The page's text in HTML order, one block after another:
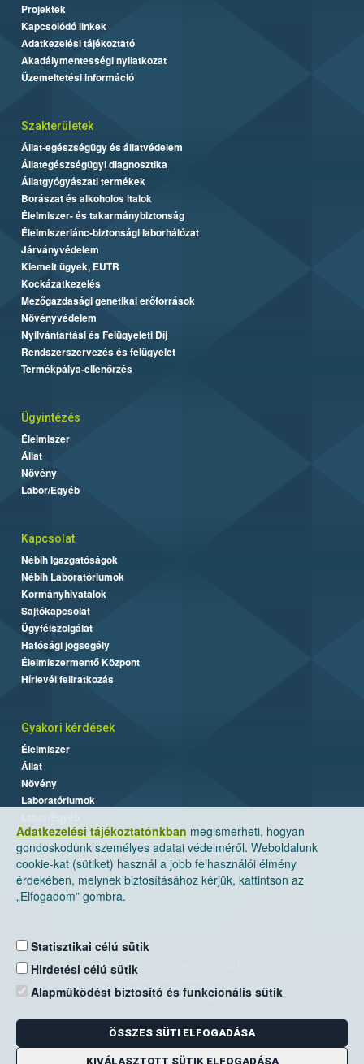
Adatkezelési tájékoztatónkban megismerheti, hogyan
gondoskodunk személyes adatai védelméről. Weboldalunk
cookie-kat (sütiket) használ a jobb felhasználói élmény
érdekében, melynek biztosításához kérjük, kattintson az
„Elfogadom” gombra.
Statisztikai célú sütik
Hirdetési célú sütik
Alapműködést biztosító és funkcionális sütik
ÖSSZES SÜTI ELFOGADÁSA
KIVÁLASZTOTT SÜTIK ELFOGADÁSA
Projektek
Kapcsolódó linkek
Adatkezelési tájékoztató
Akadálymentességi nyilatkozat
Üzemeltetési információ
Szakterületek
Állat-egészségügy és állatvédelem
Állategészségügyi diagnosztika
Állatgyógyászati termékek
Borászat és alkoholos italok
Élelmiszer- és takarmánybiztonság
Élelmiszerlánc-biztonsági laborhálózat
Járványvédelem
Kiemelt ügyek, EUTR
Kockázatkezelés
Mezőgazdasági genetikai erőforrások
Növényvédelem
Nyilvántartási és Felügyeleti Díj
Rendszerszervezés és felügyelet
Termékpálya-ellenőrzés
Ügyintézés
Élelmiszer
Állat
Növény
Labor/Egyéb
Kapcsolat
Nébih Igazgatóságok
Nébih Laboratóriumok
Kormányhivatalok
Sajtókapcsolat
Ügyfélszolgálat
Hatósági jogsegély
Élelmiszermentő Központ
Hírlevél feliratkozás
Gyakori kérdések
Élelmiszer
Állat
Növény
Laboratóriumok
Nemzeti Élelmiszerlánc-biztonsági Hivatal
Levelezési cím: 1525 Budapest. Pf. 30.
E-mail:ugyfelszolgalat@nebih.gov.hu
Zöld szám: 06-80/263-244